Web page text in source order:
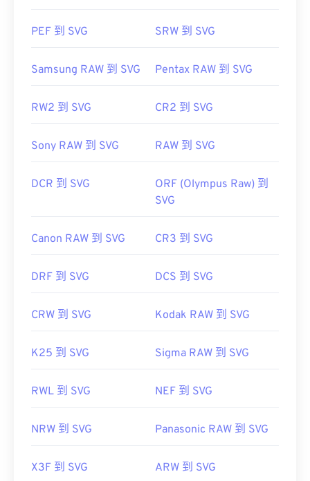
PEF 到 SVG SRW 到 SVG
Samsung RAW 到 SVG Pentax RAW 到 SVG
RW2 到 SVG CR2 到 SVG
Sony RAW 到 SVG RAW 到 SVG
DCR 到 SVG
ORF (Olympus Raw) 到
SVG
Canon RAW 到 SVG CR3 到 SVG
DRF 到 SVG DCS 到 SVG
CRW 到 SVG Kodak RAW 到 SVG
K25 到 SVG Sigma RAW 到 SVG
RWL 到 SVG NEF 到 SVG
NRW 到 SVG Panasonic RAW 到 SVG
X3F 到 SVG ARW 到 SVG